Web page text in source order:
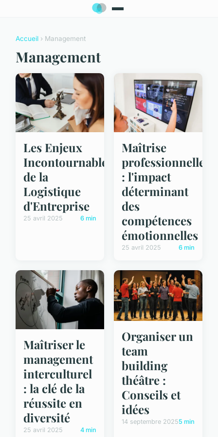
Accueil › Management
Management
Les Enjeux
Incontournables
de la
Logistique
d'Entreprise
25 avril 2025 6 min
Maîtrise
professionnelle
: l'impact
déterminant
des
compétences
émotionnelles
25 avril 2025 6 min
Maîtriser le
management
interculturel
: la clé de la
réussite en
diversité
25 avril 2025 4 min
Organiser un
team
building
théâtre :
Conseils et
idées
14 septembre 20255 min